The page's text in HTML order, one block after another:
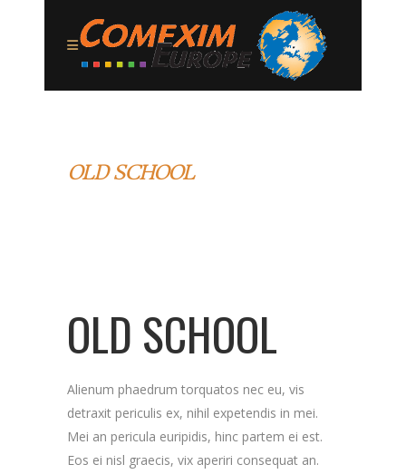
OLD SCHOOL
OLD SCHOOL
Alienum phaedrum torquatos nec eu, vis
detraxit periculis ex, nihil expetendis in mei.
Mei an pericula euripidis, hinc partem ei est.
Eos ei nisl graecis, vix aperiri consequat an.